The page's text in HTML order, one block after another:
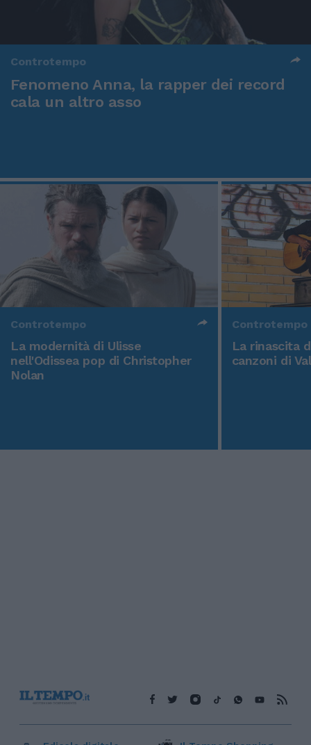
Controtempo
Fenomeno Anna, la rapper dei record
cala un altro asso
Controtempo
La modernità di Ulisse
nell'Odissea pop di Christopher
Nolan
Controtempo
La rinascita
canzoni di